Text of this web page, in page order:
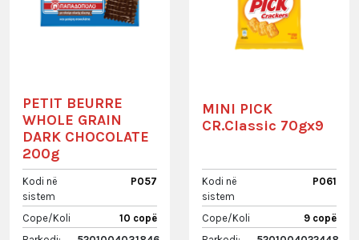
PETIT BEURRE
WHOLE GRAIN
DARK CHOCOLATE
200g
Kodi në
sistem
P057
Cope/Koli
10 copë
MINI PICK
CR.Classic 70gx9
Kodi në
sistem
P061
Cope/Koli
9 copë